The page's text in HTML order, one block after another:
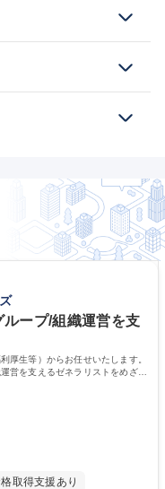
ループ/組織運営を支
厚生等）からお任せいたします。
営を支えるゼネラリストをめざせ
取得支援あり